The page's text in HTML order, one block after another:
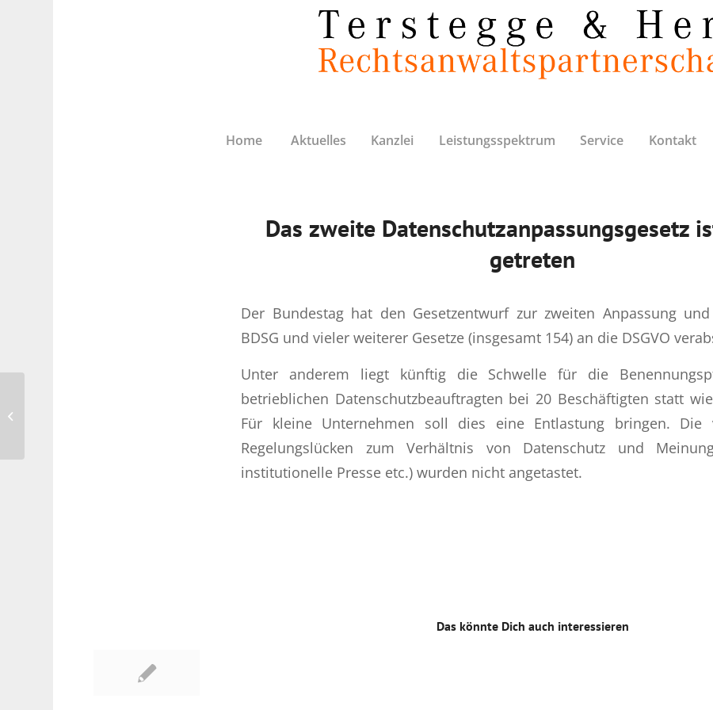
Home Aktuelles Kanzlei Leistungsspektrum Service Kontakt
Das zweite Datenschutzanpassungsgesetz
getreten
Der Bundestag hat den Gesetzentwurf zur zweiten Anpassung
BDSG und vieler weiterer Gesetze (insgesamt 154) an die DSGVO
Unter anderem liegt künftig die Schwelle für die
betrieblichen Datenschutzbeauftragten bei 20 Beschäftigten statt
Für kleine Unternehmen soll dies eine Entlastung bringen. Die
Regelungslücken zum Verhältnis von Datenschutz und
institutionelle Presse etc.) wurden nicht angetastet.
Das könnte Dich auch interessieren